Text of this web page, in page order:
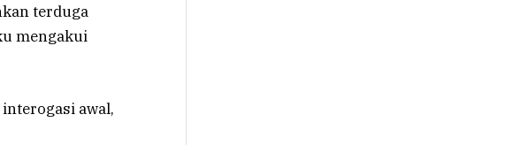
terduga
mengakui
awal,